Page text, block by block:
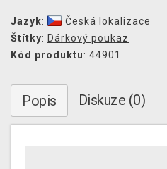
Jazyk:
Česká lokalizace
Štítky: Dárkový poukaz
Kód produktu: 44901
Popis Diskuze (0)